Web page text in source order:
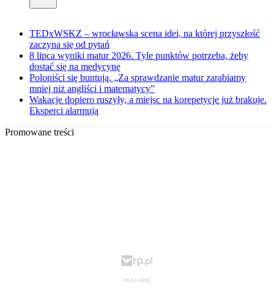
TEDxWSKZ – wrocławska scena idei, na której przyszłość
zaczyna się od pytań
8 lipca wyniki matur 2026. Tyle punktów potrzeba, żeby
dostać się na medycynę
Poloniści się buntują. „Za sprawdzanie matur zarabiamy
mniej niż angliści i matematycy”
Wakacje dopiero ruszyły, a miejsc na korepetycje już brakuje.
Eksperci alarmują
Promowane treści